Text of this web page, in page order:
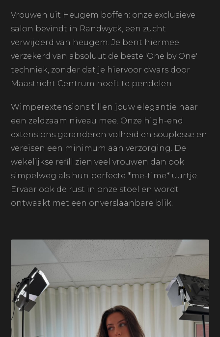
Vrouwen uit Heugem boffen: onze exclusieve
salon bevindt in Randwyck, een zucht
verwijderd van heugem. Je bent hiermee
verzekerd van absoluut de beste 'One by One'
techniek, zonder dat je hiervoor dwars door
Maastricht Centrum hoeft te pendelen.
Wimperextensions tillen jouw elegantie naar
een zeldzaam niveau mee. Onze high-end
extensions garanderen volheid en souplesse en
vereisen een minimum aan verzorging. De
wekelijkse refill zien veel vrouwen dan ook
simpelweg als hun perfecte *me-time* uurtje.
Ervaar ook de rust in onze stoel en wordt
ontwaakt met een onverslaanbare blik.